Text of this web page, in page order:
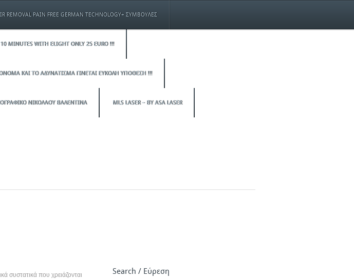
REMOVAL PAIN FREE GERMAN TECHNOLOGY+ ΣΥΜΒΟΥΛΕΣ
MINUTES WITH ELIGHT ONLY 25 EURO !!!
ΚΑΙ ΤΟ ΑΔΥΝΑΤΙΣΜΑ ΓΙΝΕΤΑΙ ΕΥΚΟΛΗ ΥΠΟΘΕΣΗ !!!
ΝΙΚΟΛΑΟΥ ΒΑΛΕΝΤΙΝΑ MLS LASER – BY ASA LASER
συστατικά που χρειάζονται
Search / Εύρεση